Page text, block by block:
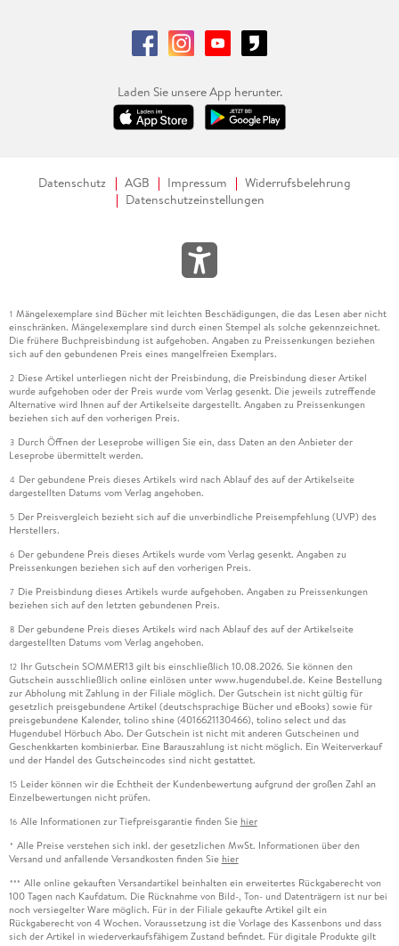
Laden Sie unsere App herunter.
Datenschutz AGB Impressum
Widerrufsbelehrung
Datenschutzeinstellungen
1 Mängelexemplare sind Bücher mit leichten Beschädigungen, die das Lesen aber nicht
einschränken. Mängelexemplare sind durch einen Stempel als solche gekennzeichnet.
Die frühere Buchpreisbindung ist aufgehoben. Angaben zu Preissenkungen beziehen
sich auf den gebundenen Preis eines mangelfreien Exemplars.
2 Diese Artikel unterliegen nicht der Preisbindung, die Preisbindung dieser Artikel
wurde aufgehoben oder der Preis wurde vom Verlag gesenkt. Die jeweils zutreffende
Alternative wird Ihnen auf der Artikelseite dargestellt. Angaben zu Preissenkungen
beziehen sich auf den vorherigen Preis.
3 Durch Öffnen der Leseprobe willigen Sie ein, dass Daten an den Anbieter der
Leseprobe übermittelt werden.
4 Der gebundene Preis dieses Artikels wird nach Ablauf des auf der Artikelseite
dargestellten Datums vom Verlag angehoben.
5 Der Preisvergleich bezieht sich auf die unverbindliche Preisempfehlung (UVP) des
Herstellers.
6 Der gebundene Preis dieses Artikels wurde vom Verlag gesenkt. Angaben zu
Preissenkungen beziehen sich auf den vorherigen Preis.
7 Die Preisbindung dieses Artikels wurde aufgehoben. Angaben zu Preissenkungen
beziehen sich auf den letzten gebundenen Preis.
8 Der gebundene Preis dieses Artikels wird nach Ablauf des auf der Artikelseite
dargestellten Datums vom Verlag angehoben.
12 Ihr Gutschein SOMMER13 gilt bis einschließlich 10.08.2026. Sie können den
Gutschein ausschließlich online einlösen unter www.hugendubel.de. Keine Bestellung
zur Abholung mit Zahlung in der Filiale möglich. Der Gutschein ist nicht gültig für
gesetzlich preisgebundene Artikel (deutschsprachige Bücher und eBooks) sowie für
preisgebundene Kalender, tolino shine (4016621130466), tolino select und das
Hugendubel Hörbuch Abo. Der Gutschein ist nicht mit anderen Gutscheinen und
Geschenkkarten kombinierbar. Eine Barauszahlung ist nicht möglich. Ein Weiterverkauf
und der Handel des Gutscheincodes sind nicht gestattet.
15 Leider können wir die Echtheit der Kundenbewertung aufgrund der großen Zahl an
Einzelbewertungen nicht prüfen.
16 Alle Informationen zur Tiefpreisgarantie finden Sie hier
* Alle Preise verstehen sich inkl. der gesetzlichen MwSt. Informationen über den
Versand und anfallende Versandkosten finden Sie hier
*** Alle online gekauften Versandartikel beinhalten ein erweitertes Rückgaberecht von
100 Tagen nach Kaufdatum. Die Rücknahme von Bild-, Ton- und Datenträgern ist nur bei
noch versiegelter Ware möglich. Für in der Filiale gekaufte Artikel gilt ein
Rückgaberecht von 4 Wochen. Voraussetzung ist die Vorlage des Kassenbons und dass
sich der Artikel in wiederverkaufsfähigem Zustand befindet. Für digitale Produkte gilt